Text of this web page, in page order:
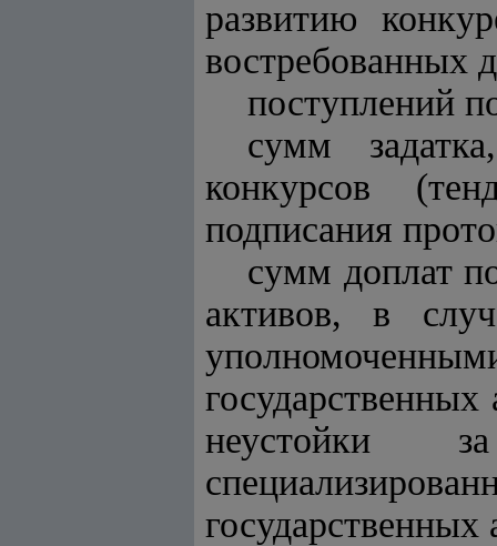
развитию
востребованных
поступлений
сумм
конкурсов
подписания
сумм доплат
активов, в
неустойки
государственных